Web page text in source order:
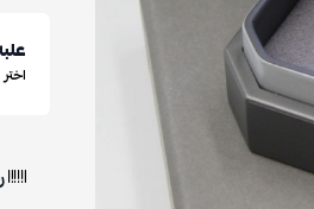
اختر